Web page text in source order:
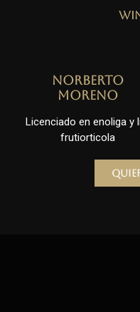
Norberto
Moreno
Licenciado en enoliga y
frutiorticola